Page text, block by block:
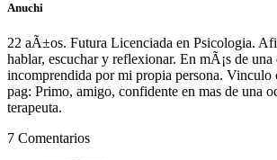
Anuchi
22 aÃ±os. Futura Licenciada en Psicologia.
hablar, escuchar y reflexionar. En mÃ¡s de una
incomprendida por mi propia persona. Vinculo
pag: Primo, amigo, confidente en mas de una
terapeuta.
7 Comentarios